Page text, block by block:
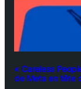
« Careless
de Meta en tête